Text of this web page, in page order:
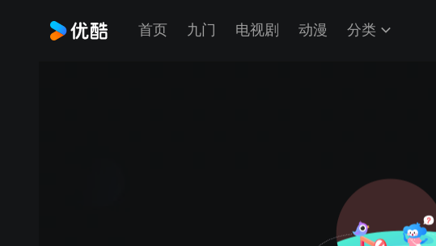
首页 九门 电视剧 动漫 分类